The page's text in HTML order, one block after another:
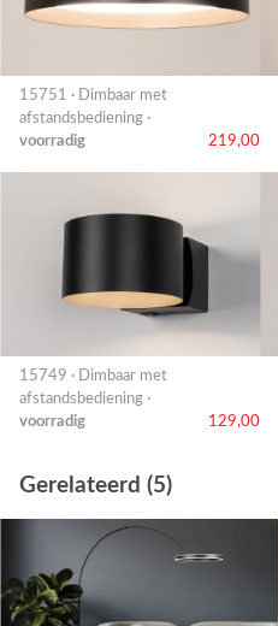
15751 · Dimbaar met
afstandsbediening ·
voorradig
219,00
15749 · Dimbaar met
afstandsbediening ·
voorradig
129,00
Gerelateerd (5)